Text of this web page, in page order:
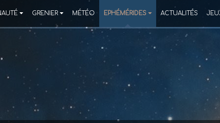
GRENIER MÉTÉO EPHÉMÉRIDES ACTUALITÉS